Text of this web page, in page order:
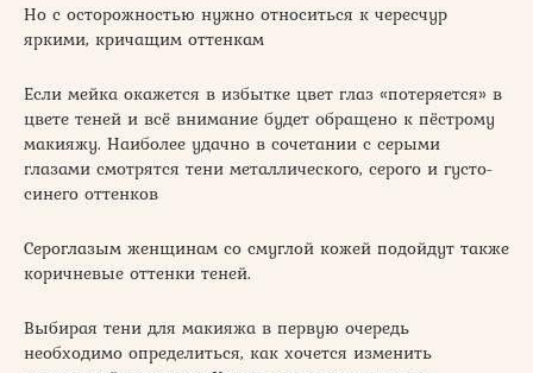
Но с осторожностью нужно относиться к чересчур
яркими, кричащим оттенкам
Если мейка окажется в избытке цвет глаз «потеряется» в
цвете теней и всё внимание будет обращено к пёстрому
макияжу. Наиболее удачно в сочетании с серыми
глазами смотрятся тени металлического, серого и густо-
синего оттенков
Сероглазым женщинам со смуглой кожей подойдут также
коричневые оттенки теней.
Выбирая тени для макияжа в первую очередь
необходимо определиться, как хочется изменить